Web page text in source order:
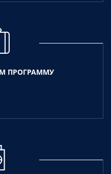
ПРОГРАММУ